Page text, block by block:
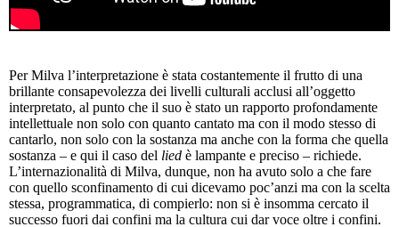
Per Milva l’interpretazione è stata costantemente il frutto di una
brillante consapevolezza dei livelli culturali acclusi all’oggetto
interpretato, al punto che il suo è stato un rapporto profondamente
intellettuale non solo con quanto cantato ma con il modo stesso di
cantarlo, non solo con la sostanza ma anche con la forma che quella
sostanza – e qui il caso del lied è lampante e preciso – richiede.
L’internazionalità di Milva, dunque, non ha avuto solo a che fare
con quello sconfinamento di cui dicevamo poc’anzi ma con la scelta
stessa, programmatica, di compierlo: non si è insomma cercato il
successo fuori dai confini ma la cultura cui dar voce oltre i confini.